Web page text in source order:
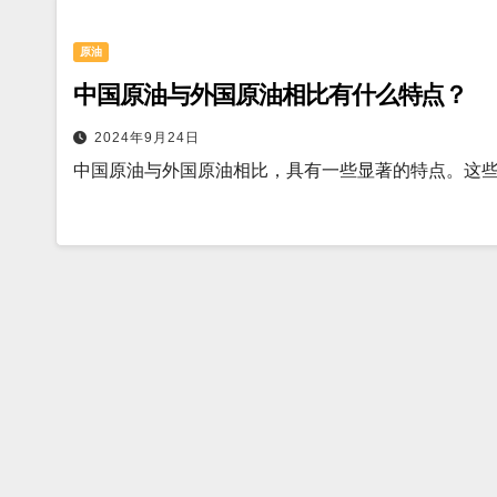
原油
中国原油与外国原油相比有什么特点？
2024年9月24日
中国原油与外国原油相比，具有一些显著的特点。这